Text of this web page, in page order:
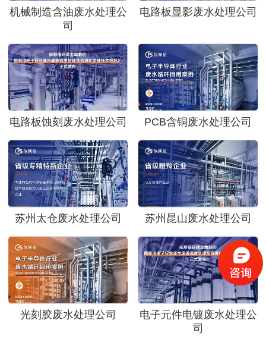
机械制造含油废水处理公
司
电路板显影废水处理公司
电路板蚀刻废水处理公司 PCB含铜废水处理公司
苏州太仓废水处理公司 苏州昆山废水处理公司
光刻胶废水处理公司
电子元件电镀废水处理公
司